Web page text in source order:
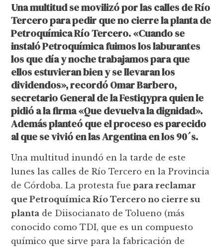
Una multitud se movilizó por las calles de Río
Tercero para pedir que no cierre la planta de
Petroquímica Río Tercero. «Cuando se
instaló Petroquímica fuimos los laburantes
los que día y noche trabajamos para que
ellos estuvieran bien y se llevaran los
dividendos», recordó Omar Barbero,
secretario General de la Festiqypra quien le
pidió a la firma «Que devuelva la dignidad».
Además planteó que el proceso es parecido
al que se vivió en las Argentina en los 90´s.
Una multitud inundó en la tarde de este
lunes las calles de Río Tercero en la Provincia
de Córdoba. La protesta fue para reclamar
que Petroquímica Río Tercero no cierre su
planta de Diisocianato de Tolueno (más
conocido como TDI, que es un compuesto
químico que sirve para la fabricación de